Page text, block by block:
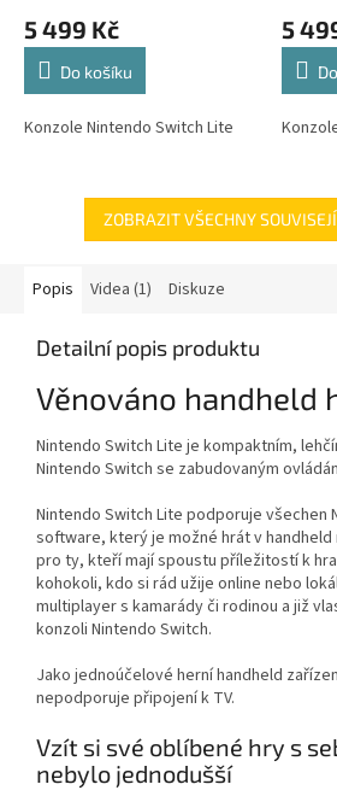
5 499 Kč
Do košíku
Konzole Nintendo Switch Lite
5
ZOBRAZIT VŠECHNY
Popis Videa (1) Diskuze
Detailní popis produktu
Věnováno handheld
Nintendo Switch Lite je kompaktním,
Nintendo Switch se zabudovaným
Nintendo Switch Lite podporuje všechen
software, který je možné hrát v handheld
pro ty, kteří mají spoustu příležitostí k
kohokoli, kdo si rád užije online nebo
multiplayer s kamarády či rodinou a již
konzoli Nintendo Switch.
Jako jednoúčelové herní handheld
nepodporuje připojení k TV.
Vzít si své oblíbené hry s
nebylo jednodušší